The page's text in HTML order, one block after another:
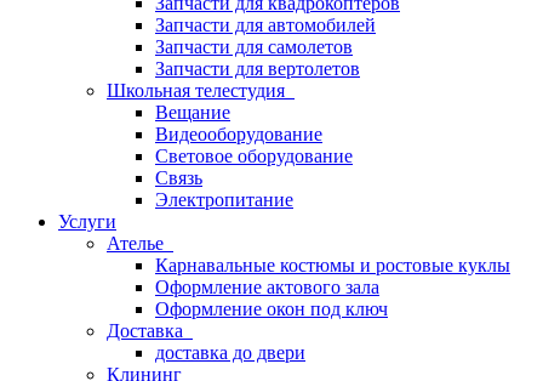
Запчасти для автомобилей
Запчасти для самолетов
Запчасти для вертолетов
Школьная телестудия
Вещание
Видеооборудование
Световое оборудование
Связь
Электропитание
Услуги
Ателье
Карнавальные костюмы и ростовые куклы
Оформление актового зала
Оформление окон под ключ
Доставка
доставка до двери
Клининг